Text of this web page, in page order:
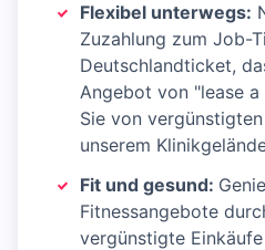
Flexibel unterwegs:
Zuzahlung zum Job-
Deutschlandticket,
Angebot von "lease
Sie von
unserem
Fit und gesund:
Fitnessangebote
vergünstigte